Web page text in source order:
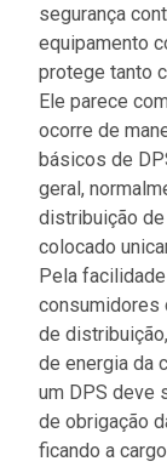
segurança
equipamento
protege tanto
Ele parece
ocorre de
básicos de
geral,
distribuição de
colocado
Pela
consumidores
de
de energia da
um DPS deve
de obrigação
ficando a